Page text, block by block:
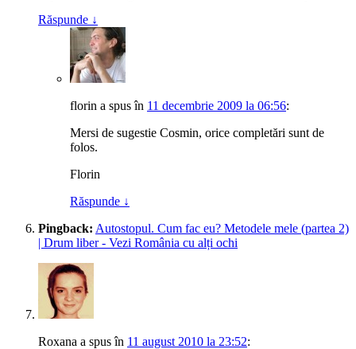
Răspunde ↓
florin a spusîn 11 decembrie 2009 la 06:56:
Mersi de sugestie Cosmin, orice completări sunt de
folos.
Florin
Răspunde ↓
Pingback: Autostopul. Cum fac eu? Metodele mele (partea 2)
| Drum liber - Vezi România cu alți ochi
Roxana a spusîn 11 august 2010 la 23:52: